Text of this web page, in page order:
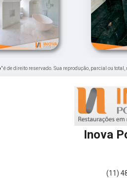
" é de direito reservado. Sua reprodução, parcial ou
Inova
(11)